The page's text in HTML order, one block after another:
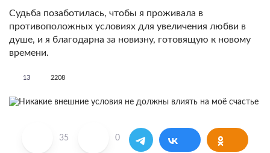
Судьба позаботилась, чтобы я проживала в
противоположных условиях для увеличения любви в
душе, и я благодарна за новизну, готовящую к новому
времени.
13 2208
35 0